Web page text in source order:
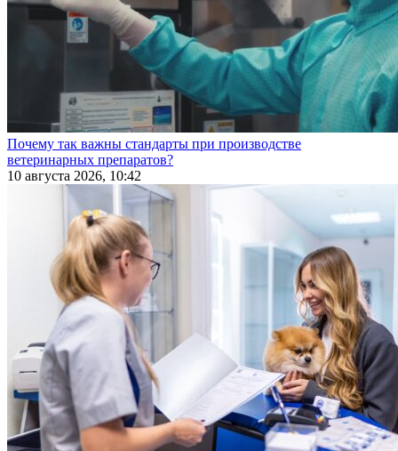
Почему так важны стандарты при производстве
ветеринарных препаратов?
10 августа 2026, 10:42